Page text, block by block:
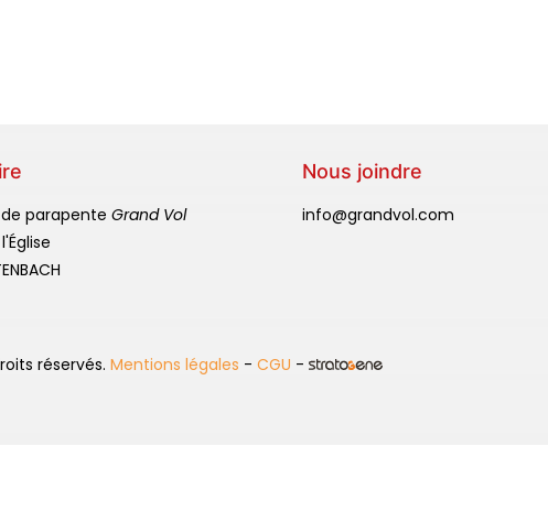
parapenteGrand Vol
Nous joindre
info@grandvol.com
réservés. Mentions légales - CGU -